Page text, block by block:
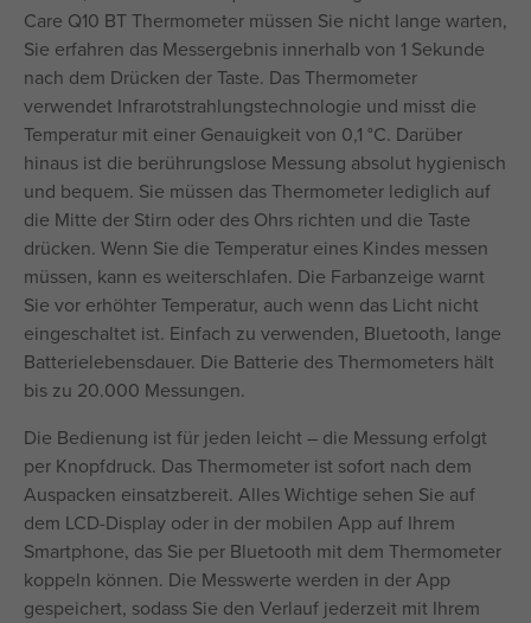
Care Q10 BT Thermometer müssen Sie nicht lange warten,
Sie erfahren das Messergebnis innerhalb von 1 Sekunde
nach dem Drücken der Taste. Das Thermometer
verwendet Infrarotstrahlungstechnologie und misst die
Temperatur mit einer Genauigkeit von 0,1 °C. Darüber
hinaus ist die berührungslose Messung absolut hygienisch
und bequem. Sie müssen das Thermometer lediglich auf
die Mitte der Stirn oder des Ohrs richten und die Taste
drücken. Wenn Sie die Temperatur eines Kindes messen
müssen, kann es weiterschlafen. Die Farbanzeige warnt
Sie vor erhöhter Temperatur, auch wenn das Licht nicht
eingeschaltet ist. Einfach zu verwenden, Bluetooth, lange
Batterielebensdauer. Die Batterie des Thermometers hält
bis zu 20.000 Messungen.
Die Bedienung ist für jeden leicht – die Messung erfolgt
per Knopfdruck. Das Thermometer ist sofort nach dem
Auspacken einsatzbereit. Alles Wichtige sehen Sie auf
dem LCD-Display oder in der mobilen App auf Ihrem
Smartphone, das Sie per Bluetooth mit dem Thermometer
koppeln können. Die Messwerte werden in der App
gespeichert, sodass Sie den Verlauf jederzeit mit Ihrem